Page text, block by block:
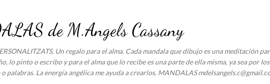
de M.Angels Cassany
Un regalo para el alma. Cada mandala que dibujo es una meditación
lo pinto o escribo y para el alma que lo recibe es una parte de ella misma, ya sea por los
palabras. La energía angélica me ayuda a crearlos. MANDALAS